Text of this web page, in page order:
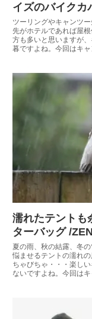
イズのバイクカ
ツーリングやキャンツ
先がホテルであれば屋
方も多いと思いますが
暮ですよね。今回はキ
濡れたテントも
ターバッグ /ZEN
夏の雨、秋の結露、冬
悩ませるテントの濡れ
ちゃびちゃ・・・楽し
ないですよね。今回は